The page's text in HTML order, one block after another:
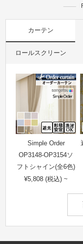
カーテン
ロールスクリーン
Simple Order
OP3148-OP3154ソ
フトシャイン(全6色)
¥5,808 (税込) ~